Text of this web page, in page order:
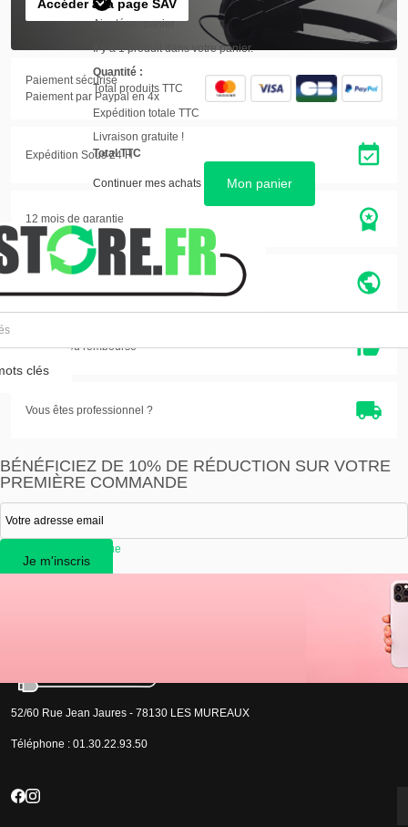
Ajouté au panier
Il y a 1 produit dans votre panier.
Quantité :
Total produits TTC
Expédition totale TTC
Livraison gratuite !
Total TTC
Continuer mes achats Mon panier
clés
film bloc alim casque
Accéder à la page SAV
Paiement sécurisé
Paiement par Paypal en 4x
Expédition Sous 24 H
12 mois de garantie
Satisfait ouremboursé
Vous êtes professionnel ?
BÉNÉFICIEZ DE 10% DE RÉDUCTION SUR VOTRE
PREMIÈRE COMMANDE
Je m'inscris
J'accepte que les informations saisies soient exploitées par la société Devistore à
52/60 Rue Jean Jaures - 78130 LES MUREAUX
Téléphone : 01.30.22.93.50